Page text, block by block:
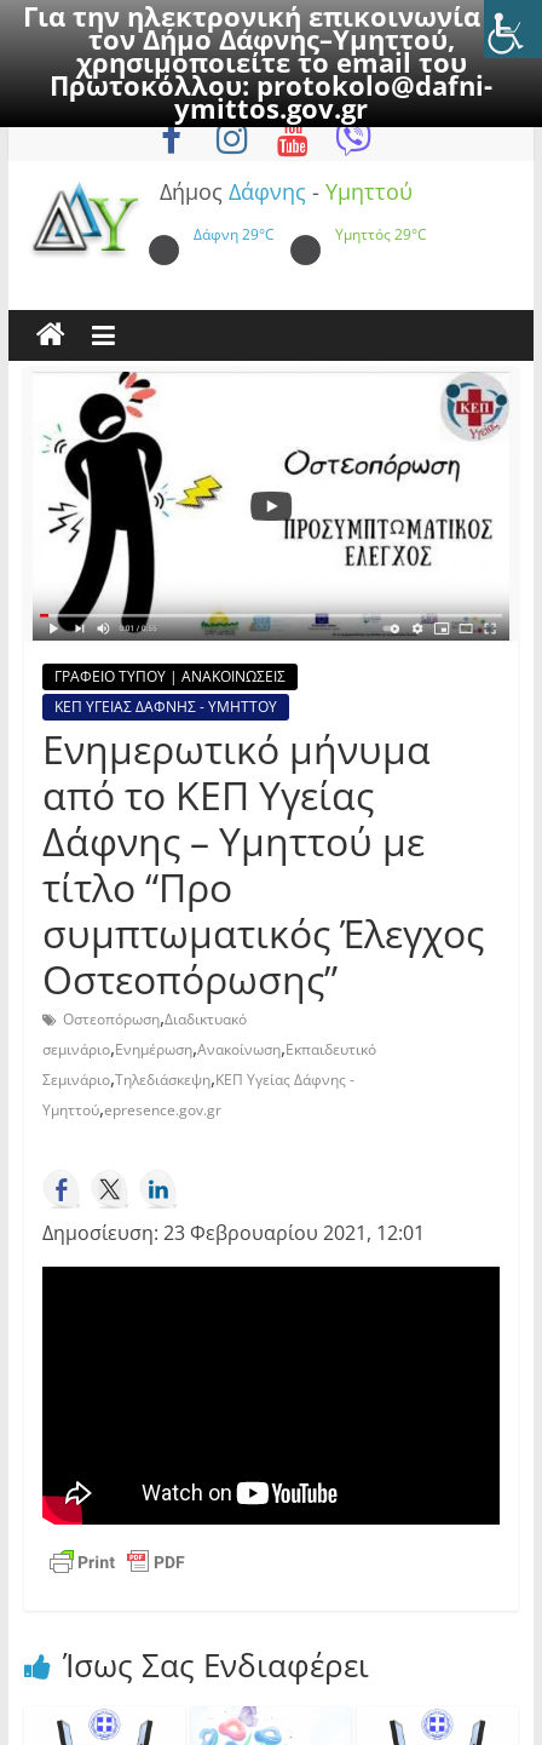
Για την ηλεκτρονική επικοινωνία με
τον Δήμο Δάφνης–Υμηττού,
χρησιμοποιείτε το email του
Πρωτοκόλλου:protokolo@dafni-
ymittos.gov.gr
to
Δευτέρα, 10 Αυγούστου 2026
Δήμος Δάφνης - Υμηττού
Δάφνη29°C Υμηττός29°C
ΓΡΑΦΕΙΟ ΤΥΠΟΥ | ΑΝΑΚΟΙΝΩΣΕΙΣ
ΚΕΠ ΥΓΕΙΑΣ ΔΑΦΝΗΣ - ΥΜΗΤΤΟΥ
Ενημερωτικό μήνυμα
από το ΚΕΠ Υγείας
Δάφνης – Υμηττού με
τίτλο “Προ
συμπτωματικός Έλεγχος
Οστεοπόρωσης”
Οστεοπόρωση,Διαδικτυακό
σεμινάριο,Ενημέρωση,Ανακοίνωση,Εκπαιδευτικό
Σεμινάριο,Τηλεδιάσκεψη,ΚΕΠ Υγείας Δάφνης -
Υμηττού,epresence.gov.gr
Δημοσίευση: 23 Φεβρουαρίου 2021, 12:01
Ίσως Σας Ενδιαφέρει